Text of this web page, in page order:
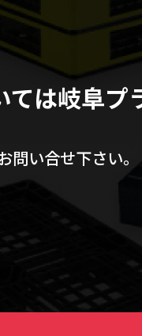
ては岐阜プ
問い合せ下さい。